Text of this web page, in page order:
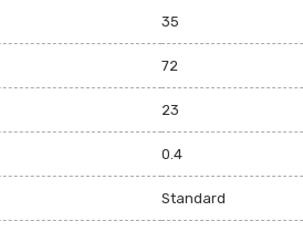
35
72
23
0.4
Standard